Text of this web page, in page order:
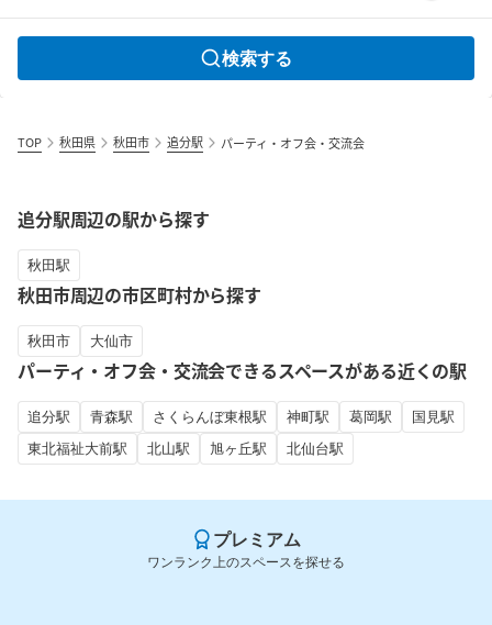
検索する
TOP 秋田県 秋田市 追分駅 パーティ・オフ会・交流会
追分駅周辺の駅から探す
秋田駅
秋田市周辺の市区町村から探す
秋田市 大仙市
パーティ・オフ会・交流会できるスペースがある近くの駅
追分駅 青森駅 さくらんぼ東根駅 神町駅 葛岡駅
国見駅
東北福祉大前駅
北山駅 旭ヶ丘駅 北仙台駅
プレミアム
ワンランク上のスペースを探せる